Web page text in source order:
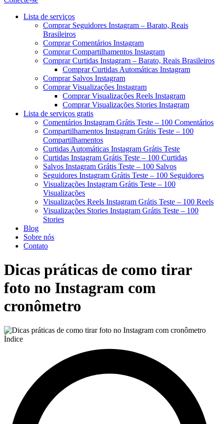
Menu
Lista de serviços
Comprar Seguidores Instagram – Barato, Reais
Brasileiros
Comprar Comentários Instagram
Comprar Compartilhamentos Instagram
Comprar Curtidas Instagram – Barato, Reais Brasileiros
Comprar Curtidas Automáticas Instagram
Comprar Salvos Instagram
Comprar Visualizações Instagram
Comprar Visualizações Reels Instagram
Comprar Visualizações Stories Instagram
Lista de serviços gratis
Comentários Instagram Grátis Teste – 100 Comentários
Compartilhamentos Instagram Grátis Teste – 100
Compartilhamentos
Curtidas Automáticas Instagram Grátis Teste
Curtidas Instagram Grátis Teste – 100 Curtidas
Salvos Instagram Grátis Teste – 100 Salvos
Seguidores Instagram Grátis Teste – 100 Seguidores
Visualizações Instagram Grátis Teste – 100
Visualizações
Visualizações Reels Instagram Grátis Teste – 100 Reels
Visualizações Stories Instagram Grátis Teste – 100
Stories
Blog
Sobre nós
Contato
Dicas práticas de como tirar
foto no Instagram com
cronômetro
Índice